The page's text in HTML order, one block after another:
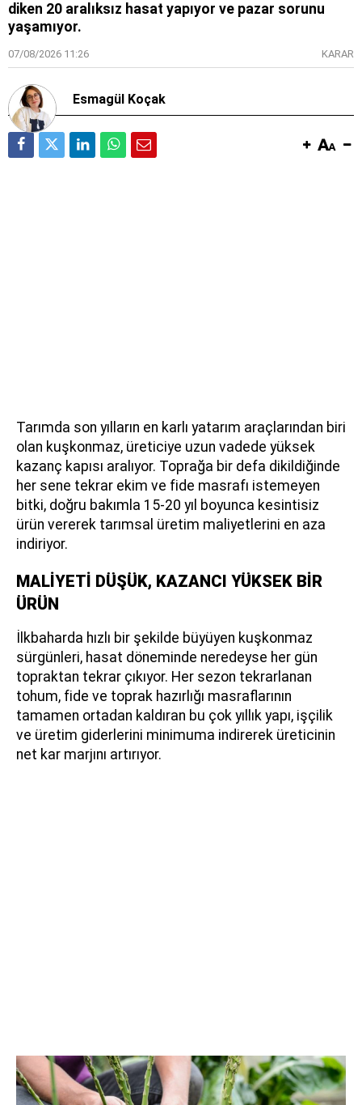
diken 20 aralıksız hasat yapıyor ve pazar sorunu
yaşamıyor.
07/08/2026 11:26 KARAR
Esmagül Koçak
Tarımda son yılların en karlı yatarım araçlarından biri
olan kuşkonmaz, üreticiye uzun vadede yüksek
kazanç kapısı aralıyor. Toprağa bir defa dikildiğinde
her sene tekrar ekim ve fide masrafı istemeyen
bitki, doğru bakımla 15-20 yıl boyunca kesintisiz
ürün vererek tarımsal üretim maliyetlerini en aza
indiriyor.
MALİYETİ DÜŞÜK, KAZANCI YÜKSEK BİR
ÜRÜN
İlkbaharda hızlı bir şekilde büyüyen kuşkonmaz
sürgünleri, hasat döneminde neredeyse her gün
topraktan tekrar çıkıyor. Her sezon tekrarlanan
tohum, fide ve toprak hazırlığı masraflarının
tamamen ortadan kaldıran bu çok yıllık yapı, işçilik
ve üretim giderlerini minimuma indirerek üreticinin
net kar marjını artırıyor.